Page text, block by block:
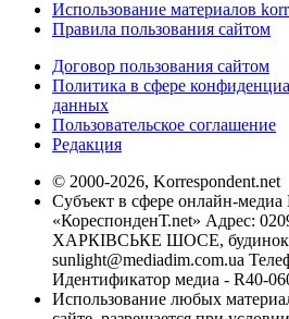
Использование материалов
Правила пользования сайтом
Договор пользования сайтом
Политика в сфере
данных
Пользовательское соглашение
Редакция
© 2000-2026, Korrespondent.net
Субъект в сфере онлайн-
«КореспонденТ.net» Адрес:
ХАРКІВСЬКЕ ШОСЕ, будинок
sunlight@mediadim.com.ua
Идентификатор медиа - R40-
Использование любых